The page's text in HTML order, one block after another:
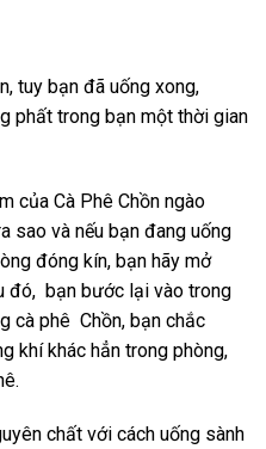
tuy bạn đã uống xong,
phất trong bạn một thời gian
của Cà Phê Chồn ngào
sao và nếu bạn đang uống
đóng kín, bạn hãy mở
đó, bạn bước lại vào trong
cà phê Chồn, bạn chắc
khí khác hẳn trong phòng,
chất với cách uống sành